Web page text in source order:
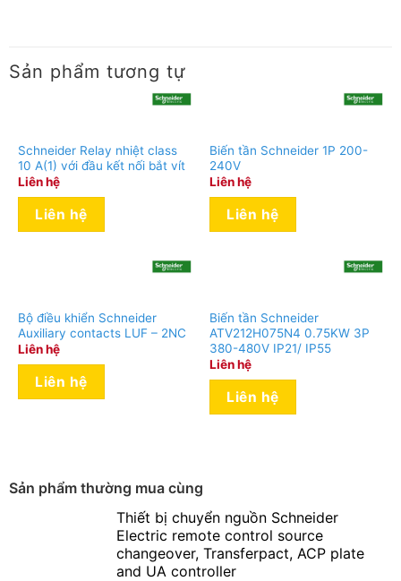
Sản phẩm tương tự
Schneider Relay nhiệt class
10 A(1) với đầu kết nối bắt vít
Liên hệ
Liên hệ
Biến tần Schneider 1P 200-
240V
Liên hệ
Liên hệ
Bộ điều khiển Schneider
Auxiliary contacts LUF – 2NC
Liên hệ
Liên hệ
Biến tần Schneider
ATV212H075N4 0.75KW 3P
380-480V IP21/ IP55
Liên hệ
Liên hệ
Sản phẩm thường mua cùng
Thiết bị chuyển nguồn Schneider
Electric remote control source
changeover, Transferpact, ACP plate
and UA controller